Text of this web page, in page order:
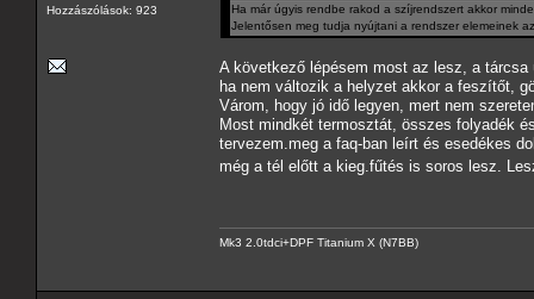
Hozzászólások: 923
Ha már úgyis rendbe rakod a szíjrendszert akkor
Jelentősen meg tudja nyújtani a rendszer elemeinek
A következő lépésem most az lesz, a
ha nem változik a helyzet akkor a feszítőt,
Várom, hogy jó idő legyen, mert nem
Most mindkét termosztát, összes folyadék
tervezem.meg a faq-ban leírt és esedékes
még a tél előtt a kieg.fűtés is soros lesz.
Mk3 2.0tdci+DPF Titanium X (N7BB)